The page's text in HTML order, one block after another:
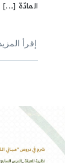
المادّة [...]
إقرأ المزيد